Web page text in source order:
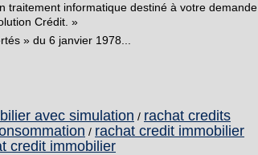
traitement informatique destiné à votre demande
Crédit. »
» du 6 janvier 1978...
avec simulation / rachat credits
/ rachat credit immobilier
credit immobilier